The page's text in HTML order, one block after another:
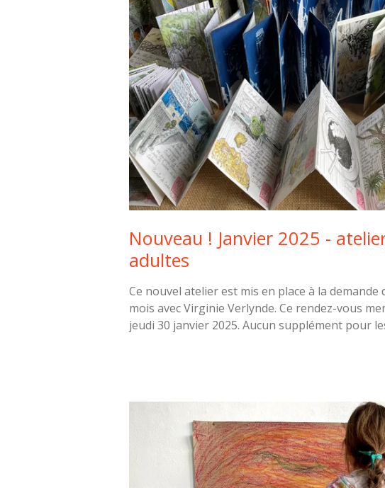
Nouveau ! Janvier 2025 -
adultes
Ce nouvel atelier est mis en place à la
mois avec Virginie Verlynde. Ce rendez-vous
jeudi 30 janvier 2025. Aucun supplément pour